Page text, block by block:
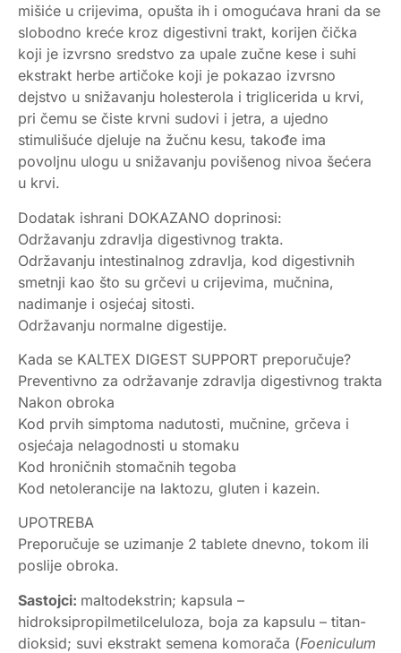
mišiće u crijevima, opušta ih i omogućava hrani da se
slobodno kreće kroz digestivni trakt, korijen čička
koji je izvrsno sredstvo za upale zučne kese i suhi
ekstrakt herbe artičoke koji je pokazao izvrsno
dejstvo u snižavanju holesterola i triglicerida u krvi,
pri čemu se čiste krvni sudovi i jetra, a ujedno
stimulišuće djeluje na žučnu kesu, takođe ima
povoljnu ulogu u snižavanju povišenog nivoa šećera
u krvi.
Dodatak ishrani DOKAZANO doprinosi:
Održavanju zdravlja digestivnog trakta.
Održavanju intestinalnog zdravlja, kod digestivnih
smetnji kao što su grčevi u crijevima, mučnina,
nadimanje i osjećaj sitosti.
Održavanju normalne digestije.
Kada se KALTEX DIGEST SUPPORT preporučuje?
Preventivno za održavanje zdravlja digestivnog trakta
Nakon obroka
Kod prvih simptoma nadutosti, mučnine, grčeva i
osjećaja nelagodnosti u stomaku
Kod hroničnih stomačnih tegoba
Kod netolerancije na laktozu, gluten i kazein.
UPOTREBA
Preporučuje se uzimanje 2 tablete dnevno, tokom ili
poslije obroka.
Sastojci: maltodekstrin; kapsula –
hidroksipropilmetilceluloza, boja za kapsulu – titan-
dioksid; suvi ekstrakt semena komorača (Foeniculum